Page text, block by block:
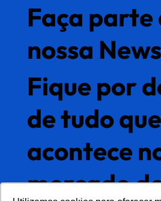
Faça parte
nossa
Fique por
de tudo que
acontece
mercado